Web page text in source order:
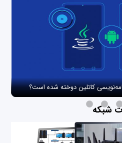
کاتلین دوخته شده است؟
شبکه